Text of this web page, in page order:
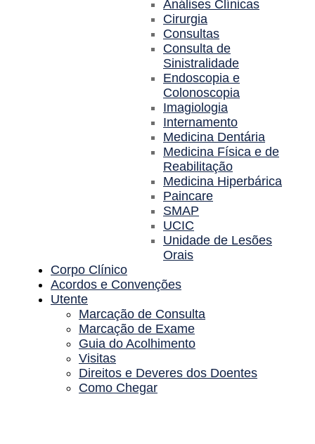
Análises Clínicas
Cirurgia
Consultas
Consulta de
Sinistralidade
Endoscopia e
Colonoscopia
Imagiologia
Internamento
Medicina Dentária
Medicina Física e de
Reabilitação
Medicina Hiperbárica
Paincare
SMAP
UCIC
Unidade de Lesões
Orais
Corpo Clínico
Acordos e Convenções
Utente
Marcação de Consulta
Marcação de Exame
Guia do Acolhimento
Visitas
Direitos e Deveres dos Doentes
Como Chegar